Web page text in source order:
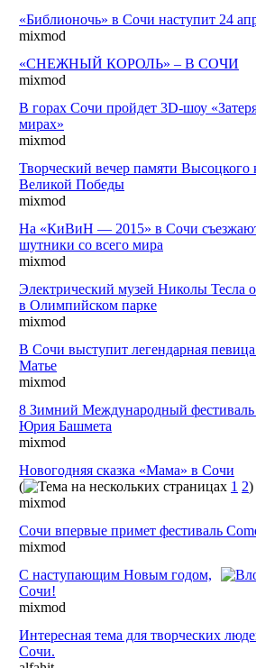
«Библионочь» в Сочи наступит 24
mixmod
«СНЕЖНЫЙ КОРОЛЬ» – В СОЧИ
mixmod
В горах Сочи пройдет 3D-шоу
мирах»
mixmod
Творческий вечер памяти
Великой Победы
mixmod
На «КиВиН — 2015» в Сочи
шутники со всего мира
mixmod
Электрический музей Николы Тесла
в Олимпийском парке
mixmod
В Сочи выступит легендарная
Матье
mixmod
8 Зимний Международный фестиваль
Юрия Башмета
mixmod
Новогодняя сказка «Мама» в Сочи
(
1 2)
mixmod
Сочи впервые примет фестиваль
mixmod
С наступающим Новым годом,
Сочи!
mixmod
Интересная тема для творческих
Сочи.